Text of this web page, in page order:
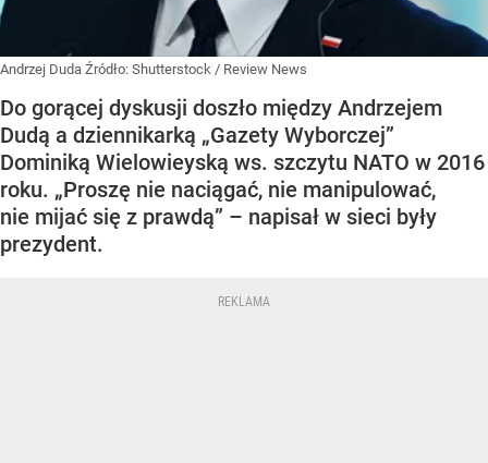
Andrzej Duda Źródło: Shutterstock / Review News
Do gorącej dyskusji doszło między Andrzejem
Dudą a dziennikarką „Gazety Wyborczej”
Dominiką Wielowieyską ws. szczytu NATO w 2016
roku. „Proszę nie naciągać, nie manipulować,
nie mijać się z prawdą” – napisał w sieci były
prezydent.